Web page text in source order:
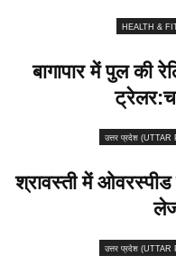
HEALTH &
बागापार में पुल की
उत्तर प्रदेश (UTTAR
श्रावस्ती में
उत्तर प्रदेश (UTTAR